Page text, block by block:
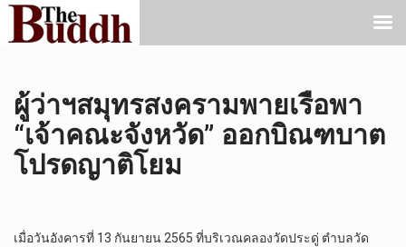
ผู้ว่าฯสมุทรสงครามพายเรือพา
“เจ้าคณะจังหวัด” ออกบิณฑบาต
โปรดญาติโยม
เมื่อวันอังคารที่ 13 กันยายน 2565 ที่บริเวณคลองวัดประดู่ ตำบลวัด